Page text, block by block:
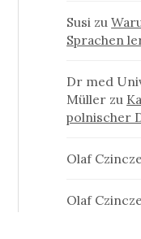
Susi zu
Sprachen
Dr med
Müller zu
polnischer
Olaf
Olaf